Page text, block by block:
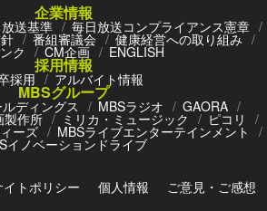
企業情報
送基準 毎日放送コンプライアンス憲章
番組審議会 健康経営への取り組み
ク CM企画 ENGLISH
採用情報
採用 アルバイト情報
MBSグループ
ディングス MBSラジオ GAORA
製作所 ミリカ・ミュージック ピコリ
ーズ MBSライブエンターテインメント
イノベーションドライブ
イトポリシー 個人情報 ご意見・ご感想